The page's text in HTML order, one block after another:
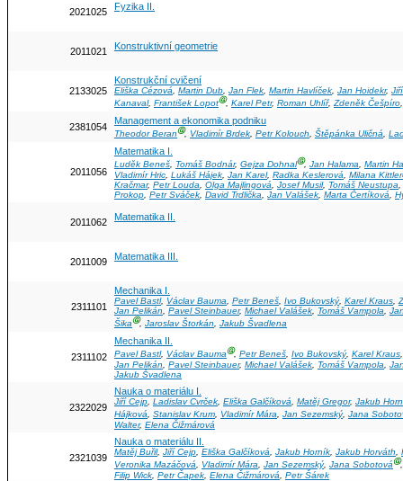
2021025 Fyzika II.
2011021 Konstruktivní geometrie
2133025
Konstrukční cvičení
Eliška Cézová, Martin Dub, Jan Flek, Martin Havlíček, Jan Hoidekr,
Kanaval, František LopotⒼ, Karel Petr, Roman Uhlíř,Zdeněk Češpíro
2381054
Management a ekonomika podniku
Theodor BeranⒼ, Vladimír Brdek, Petr Kolouch, Štěpánka Uličná,
2011056
Matematika I.
Luděk Beneš, Tomáš Bodnár, Gejza DohnalⒼ, Jan Halama, Martin
Vladimír Hric Lukáš Hájek Jan Karel, Radka Keslerová
Milana
Kračmar, Petr Louda Olga Majlingová Josef Musil, Tomáš Neustupa
Prokop Petr Sváček David Trdlička Jan Valášek Marta Čertíková
2011062 Matematika II.
2011009 Matematika III.
2311101
Mechanika I.
Pavel Bastl, Václav Bauma, Petr Beneš, Ivo Bukovský, Karel Kraus,
Jan Pelikán, Pavel Steinbauer, Michael Valášek, Tomáš Vampola,
ŠikaⒼ, Jaroslav Štorkán, Jakub Švadlena
2311102
Mechanika II.
Pavel Bastl, Václav BaumaⒼ, Petr Beneš, Ivo Bukovský, Karel Kraus
Jan Pelikán
Pavel Steinbauer, Michael Valášek Tomáš Vampola
Jakub Švadlena
2322029
Nauka o materiálu I.
Jiří Cejp, Ladislav Cvrček, Eliška Galčíková, Matěj Gregor, Jakub
Hájková, Stanislav Krum, Vladimír Mára, Jan Sezemský, Jana
Walter, Elena Čižmárová
2321039
Nauka o materiálu II.
Matěj Buřil, Jiří Cejp, Eliška Galčíková, Jakub Horník, Jakub Horváth,
Veronika Mazáčová, Vladimír Mára, Jan Sezemský, Jana SobotováⒼ
Filip Wick Petr Čapek Elena Čižmárová Petr Šárek